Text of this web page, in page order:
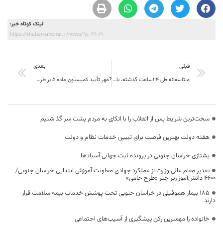
لینک کوتاه خبر:
https://khabarvahonar.ir/news/?p=46021
قبلی
مـتاسفانه طی ۲۴ساعت گذشته، با یڪ مـــورد فوتی جـــدید آمار کلی فوتی کرونا در استان ۱۴۷ مـورد رسید
بعدی
?مهر تأیید کمیسیون ماده ۵ بر طرح آماده سازی سایت ۲۷ هکتاری بیرجند
سخت‌ترین شرایط پس از انقلاب را با اتکای به مردم پشت سر گذاشتیم
هفته دولت بهترین فرصت برای تبیین خدمات نظام و دولت
یشتازی خراسان جنوبی در پرونده ثبت جهانی آسبادها
تقدیر مقام عالی وزارت از عملکرد جهادی معاونت آموزش ابتدایی خراسان جنوبی/
۴۶۰۰ دانش‌آموز زیر چتر «طرح حامی»
۱۸۵ بیمار هموفیلی در خراسان جنوبی تحت پوشش خدمات بیمه سلامت قرار
دارند
خانواده را مهمترین رکن پیشگیری از آسیب‌های اجتماعی